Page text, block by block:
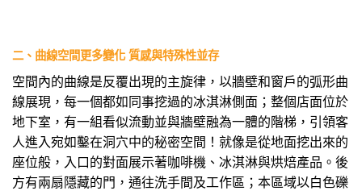
二、曲線空間更多變化 質感與特殊性並存
空間內的曲線是反覆出現的主旋律，以牆壁和窗戶的弧形曲
線展現，每一個都如同事挖過的冰淇淋側面；整個店面位於
地下室，有一組看似流動並與牆壁融為一體的階梯，引領客
人進入宛如鑿在洞穴中的秘密空間！就像是從地面挖出來的
座位般，入口的對面展示著咖啡機、冰淇淋與烘焙產品。後
方有兩扇隱藏的門，通往洗手間及工作區；本區域以白色礫